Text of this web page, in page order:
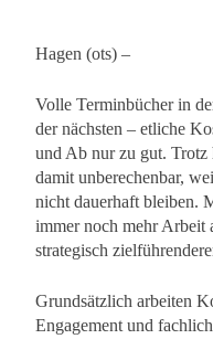
Hagen (ots) –
Volle Terminbücher in
der nächsten – etliche
und Ab nur zu gut. Trotz
damit unberechenbar,
nicht dauerhaft bleiben.
immer noch mehr Arbeit
strategisch
Grundsätzlich arbeiten
Engagement und